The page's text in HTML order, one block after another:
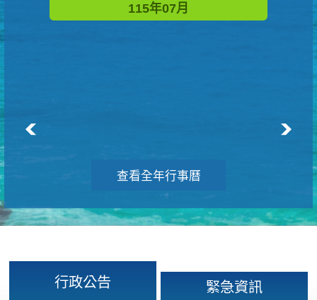
115年07月
查看全年行事曆
行政公告 緊急資訊